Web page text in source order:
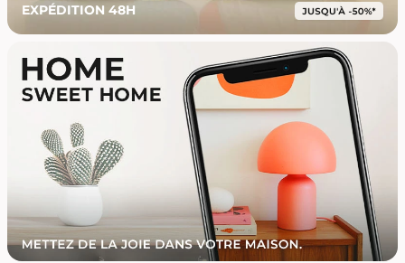
EXPÉDITION 48H